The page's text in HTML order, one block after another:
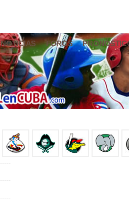
NOTICIAS FOROS